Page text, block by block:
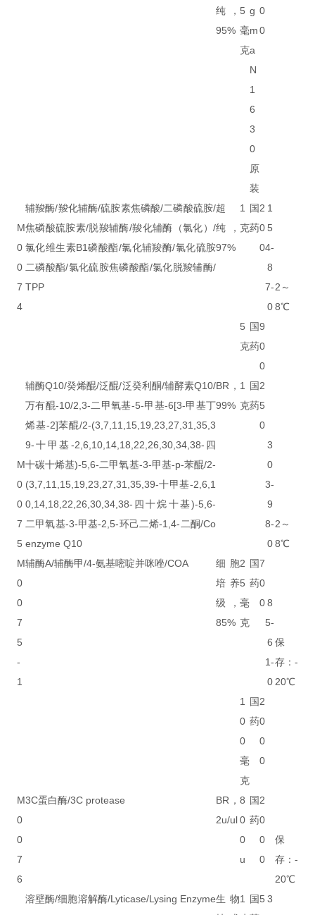
纯，
95%
5
毫
克
g
m
a
N
1
6
3
0
原
装
0
0
M
0
0
7
4
辅羧酶/羧化辅酶/硫胺素焦磷酸/二磷酸硫胺/
焦磷酸硫胺素/脱羧辅酶/羧化辅酶（氯化）/
氯化维生素B1磷酸酯/氯化辅羧酶/氯化硫胺
二磷酸酯/氯化硫胺焦磷酸酯/氯化脱羧辅酶/
TPP
超
纯，
97%
1
克
国
药
2
0
0
1
5
4-
8
7-
0
2～
8℃
5
克
国
药
9
0
0
M
0
0
7
5
辅酶Q10/癸烯醌/泛醌/泛癸利酮/辅酵素Q10/
万有醌-10/2,3-二甲氧基-5-甲基-6[3-甲基丁
烯基-2]苯醌/2-(3,7,11,15,19,23,27,31,35,3
9-十甲基-2,6,10,14,18,22,26,30,34,38-四
十碳十烯基)-5,6-二甲氧基-3-甲基-p-苯醌/2-
(3,7,11,15,19,23,27,31,35,39-十甲基-2,6,1
0,14,18,22,26,30,34,38-四十烷十基)-5,6-
二甲氧基-3-甲基-2,5-环己二烯-1,4-二酮/Co
enzyme Q10
BR，
99%
1
克
国
药
2
5
0
3
0
3-
9
8-
0
2～
8℃
M
0
0
7
5
-
1
辅酶A/辅酶甲/4-氨基嘧啶并咪唑/COA
细胞
培养
级，
85%
2
5
毫
克
国
药
7
0
08
5-
6
1-
0
保
存：-
20℃
1
0
0
毫
克
国
药
2
0
0
0
M
0
0
7
6
3C蛋白酶/3C protease
BR，
2u/ul
8
0
0
u
国
药
2
0
0
0
保
存：-
20℃
溶壁酶/细胞溶解酶/Lyticase/Lysing Enzyme生物1 国5 3